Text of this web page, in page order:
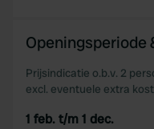
Openingsperiode
Prijsindicatie o.b.v. 2
excl. eventuele extra
1 feb. t/m 1 dec.